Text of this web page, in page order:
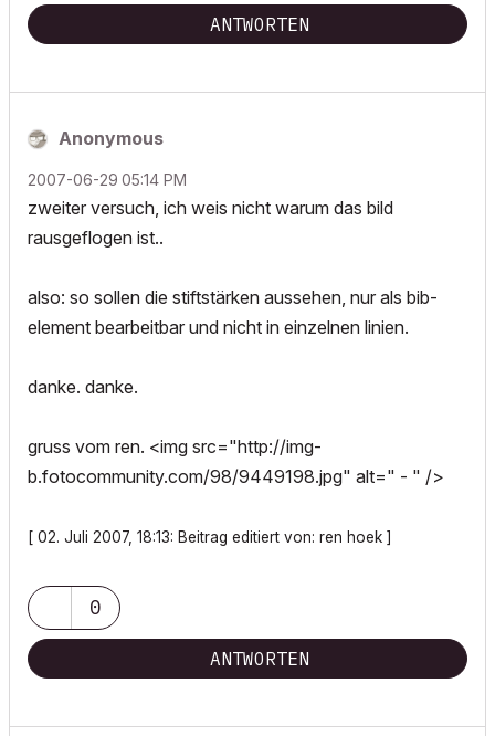
ANTWORTEN
Anonymous
‎2007-06-29 05:14 PM
zweiter versuch, ich weis nicht warum das bild
rausgeflogen ist..
also: so sollen die stiftstärken aussehen, nur als bib-
element bearbeitbar und nicht in einzelnen linien.
danke. danke.
gruss vom ren. <img src="http://img-
b.fotocommunity.com/98/9449198.jpg" alt=" - " />
[ 02. Juli 2007, 18:13: Beitrag editiert von: ren hoek ]
0
ANTWORTEN